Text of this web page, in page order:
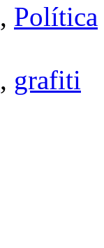
, Política
, grafiti